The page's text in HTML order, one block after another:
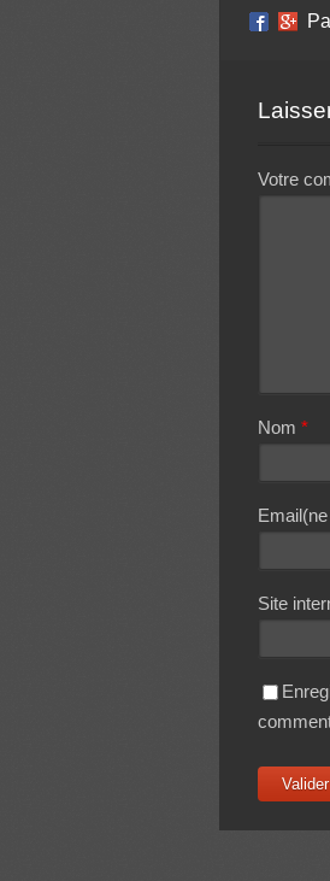
Votre
Nom *
Site